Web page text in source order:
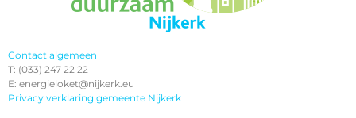
Contact algemeen
T: (033) 247 22 22
E: energieloket@nijkerk.eu
Privacy verklaring gemeente Nijkerk